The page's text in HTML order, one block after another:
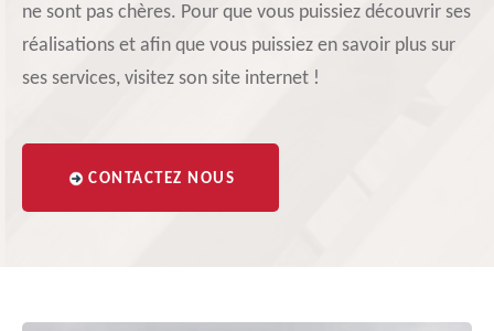
ne sont pas chères. Pour que vous puissiez découvrir ses
réalisations et afin que vous puissiez en savoir plus sur
ses services, visitez son site internet !
CONTACTEZ NOUS